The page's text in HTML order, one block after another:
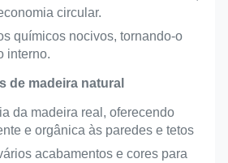
CE, FSC, EN 13501-1 B,
circular.
químicos nocivos, tornando-o
interno.
de madeira natural
da madeira real, oferecendo
e orgânica às paredes e tetos
acabamentos e cores para